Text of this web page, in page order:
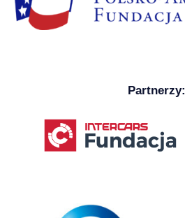
Partnerzy: